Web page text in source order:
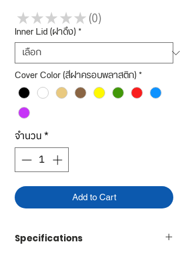
★ ★ ★ ★ ★ 0
0
Inner Lid (ฝาดึง)*
Cover Color (สีฝาครอบพลาสติก)*
จำนวน *
Add to Cart
Specifications